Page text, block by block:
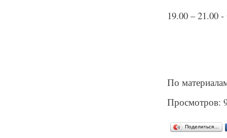
19.00 – 21.00
По
Просмотров:
Поделиться…